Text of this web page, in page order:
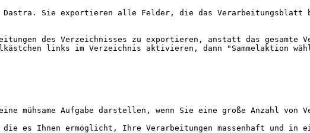
Dastra. Sie exportieren alle Felder, die das Verarbeitungsblatt
des Verzeichnisses zu exportieren, anstatt das gesamte
links im Verzeichnis aktivieren, dann "Sammelaktion
mühsame Aufgabe darstellen, wenn Sie eine große Anzahl von
es Ihnen ermöglicht, Ihre Verarbeitungen massenhaft und in